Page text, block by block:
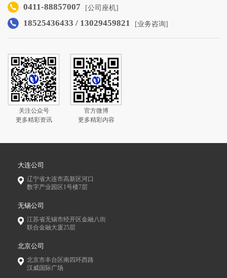
0411-88857007 [公司座机]
18525436433 / 13029459821 [业务咨询]
关注公众号
更多精彩资讯
官方微博
更多精彩内容
大连公司
辽宁省大连市高新区河口
数字产业园区1号楼7层
无锡公司
江苏省无锡市经开区金融八街
联合金融大厦25层
北京公司
北京市丰台区南四环西路
汉威国际广场